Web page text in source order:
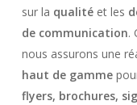
sur la qualitéet les
de communication.
nous assurons une
haut de gamme
flyers, brochures,